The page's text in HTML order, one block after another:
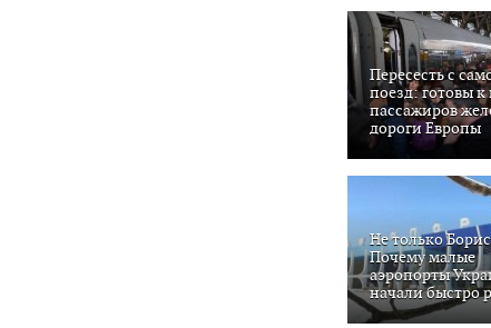
Пересесть с
поезд: готовы
пассажиров
дороги Европы
Не только
Почему малые
аэропорты
начали быстро